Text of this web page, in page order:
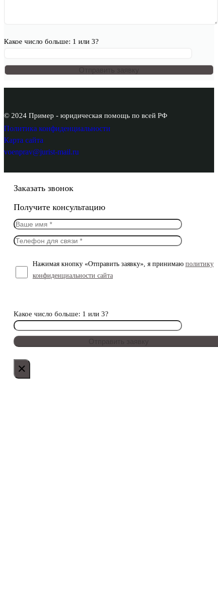
Какое число больше: 1 или 3?
© 2024 Пример - юридическая помощь по всей РФ
Политика конфиденциальности
Карта сайта
voenprav@jurist-mail.ru
Заказать звонок
Получите консультацию
Нажимая кнопку «Отправить заявку», я принимаю политику
конфиденциальности сайта
Какое число больше: 1 или 3?
×